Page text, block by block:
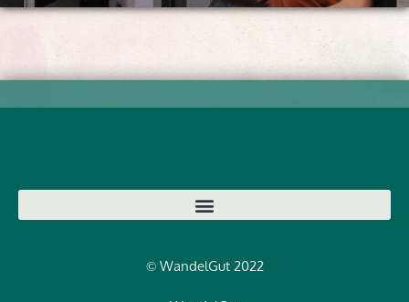
© WandelGut 2022